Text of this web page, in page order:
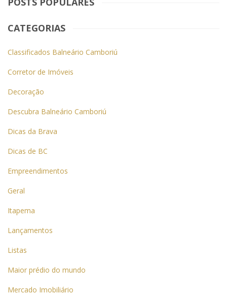
CATEGORIAS
Classificados Balneário Camboriú
Corretor de Imóveis
Decoração
Descubra Balneário Camboriú
Dicas da Brava
Dicas de BC
Empreendimentos
Geral
Itapema
Lançamentos
Listas
Maior prédio do mundo
Mercado Imobiliário